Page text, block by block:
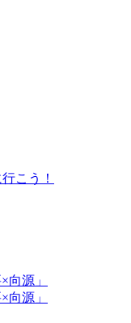
こう！
向源」
向源」